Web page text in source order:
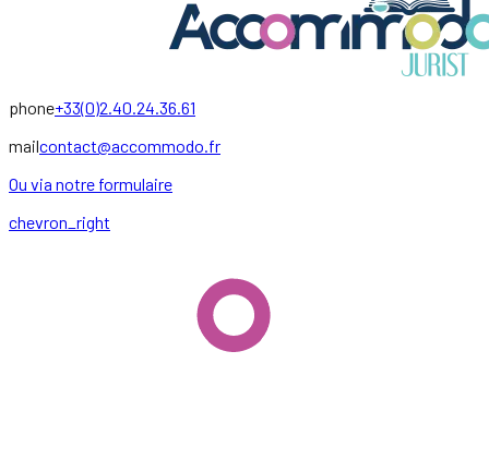
phone+33(0)2.40.24.36.61
mailcontact@accommodo.fr
Ou via notre formulaire
chevron_right